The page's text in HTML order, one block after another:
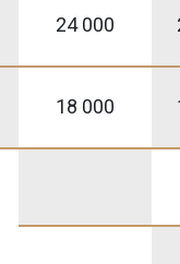
24 000
18 000